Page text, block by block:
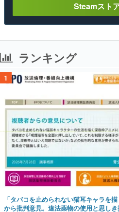
Steamスト
ランキング
1
「タバコを止められない猫耳キャラを
から批判意見。違法薬物の使用と思し